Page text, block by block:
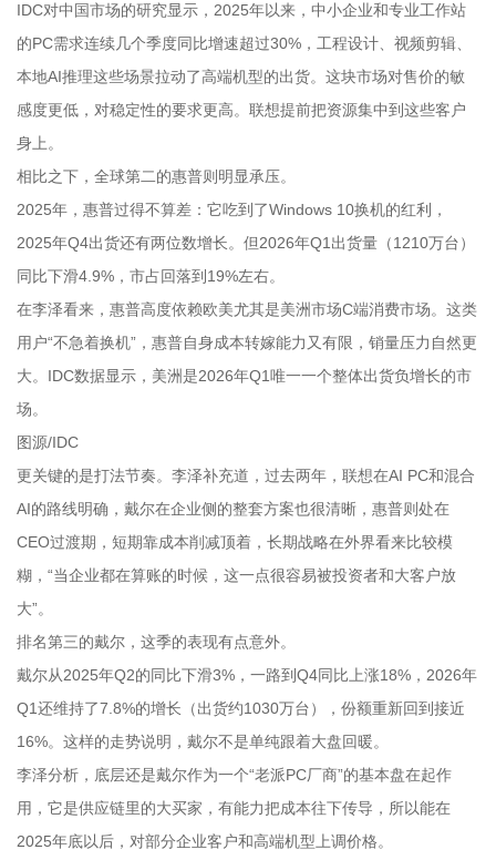
IDC对中国市场的研究显示，2025年以来，中小企业和专业工作站
的PC需求连续几个季度同比增速超过30%，工程设计、视频剪辑、
本地AI推理这些场景拉动了高端机型的出货。这块市场对售价的敏
感度更低，对稳定性的要求更高。联想提前把资源集中到这些客户
身上。
相比之下，全球第二的惠普则明显承压。
2025年，惠普过得不算差：它吃到了Windows 10换机的红利，
2025年Q4出货还有两位数增长。但2026年Q1出货量（1210万台）
同比下滑4.9%，市占回落到19%左右。
在李泽看来，惠普高度依赖欧美尤其是美洲市场C端消费市场。这类
用户“不急着换机”，惠普自身成本转嫁能力又有限，销量压力自然更
大。IDC数据显示，美洲是2026年Q1唯一一个整体出货负增长的市
场。
图源/IDC
更关键的是打法节奏。李泽补充道，过去两年，联想在AI PC和混合
AI的路线明确，戴尔在企业侧的整套方案也很清晰，惠普则处在
CEO过渡期，短期靠成本削减顶着，长期战略在外界看来比较模
糊，“当企业都在算账的时候，这一点很容易被投资者和大客户放
大”。
排名第三的戴尔，这季的表现有点意外。
戴尔从2025年Q2的同比下滑3%，一路到Q4同比上涨18%，2026年
Q1还维持了7.8%的增长（出货约1030万台），份额重新回到接近
16%。这样的走势说明，戴尔不是单纯跟着大盘回暖。
李泽分析，底层还是戴尔作为一个“老派PC厂商”的基本盘在起作
用，它是供应链里的大买家，有能力把成本往下传导，所以能在
2025年底以后，对部分企业客户和高端机型上调价格。